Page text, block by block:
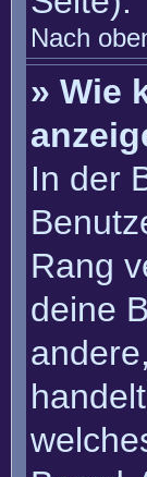
Nach
» Wie
In der
Rang
deine